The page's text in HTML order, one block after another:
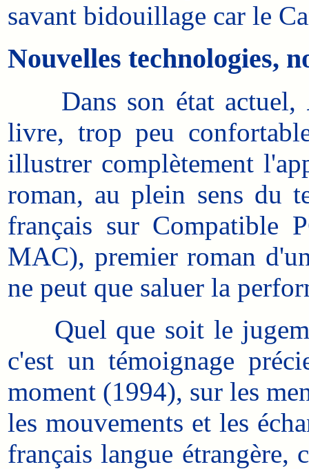
savant bidouillage car le
Nouvelles technologies,
Dans son état actuel,
livre, trop peu
illustrer complètement
roman, au plein sens du
français sur Compatible
MAC), premier roman
ne peut que saluer la
Quel que soit le
c'est un témoignage
moment (1994), sur les
les mouvements et les
français langue étrangère,